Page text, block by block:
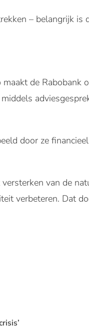
– belangrijk is
de Rabobank
door ze
van de
verbeteren. Dat